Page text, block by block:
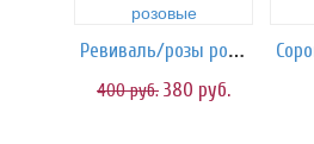
Ревиваль/розы розовые
400руб. 380 руб.